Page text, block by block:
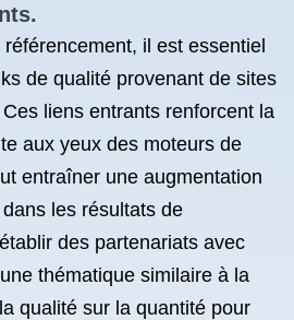
il est essentiel
de qualité provenant de sites
liens entrants renforcent la
aux yeux des moteurs de
entraîner une augmentation
les résultats de
des partenariats avec
thématique similaire à la
qualité sur la quantité pour